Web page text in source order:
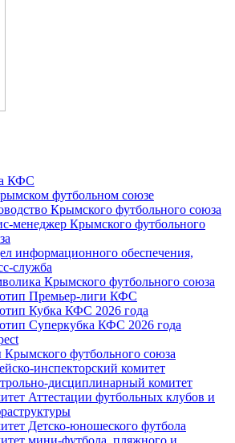
КФС
футбольном союзе
Крымского футбольного союза
менеджер Крымского футбольного
информационного обеспечения,
служба
Крымского футбольного союза
Премьер-лиги КФС
Кубка КФС 2026 года
Суперкубка КФС 2026 года
футбольного союза
инспекторский комитет
дисциплинарный комитет
Аттестации футбольных клубов и
Детско-юношеского футбола
мини-футбола, пляжного и